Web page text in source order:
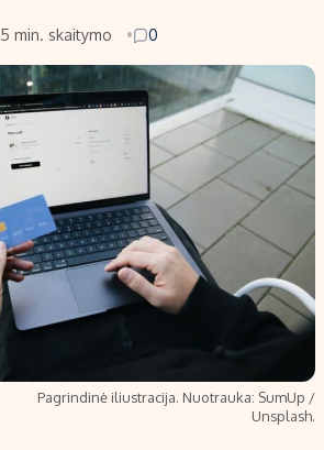
5 min. skaitymo 0
Pagrindinė iliustracija. Nuotrauka: SumUp /
Unsplash.